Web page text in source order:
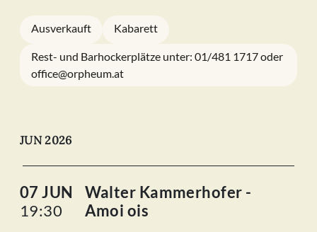
Ausverkauft Kabarett
Rest- und Barhockerplätze unter: 01/481 1717 oder
office@orpheum.at
JUN 2026
07 JUN
19:30
Walter Kammerhofer -
Amoi ois